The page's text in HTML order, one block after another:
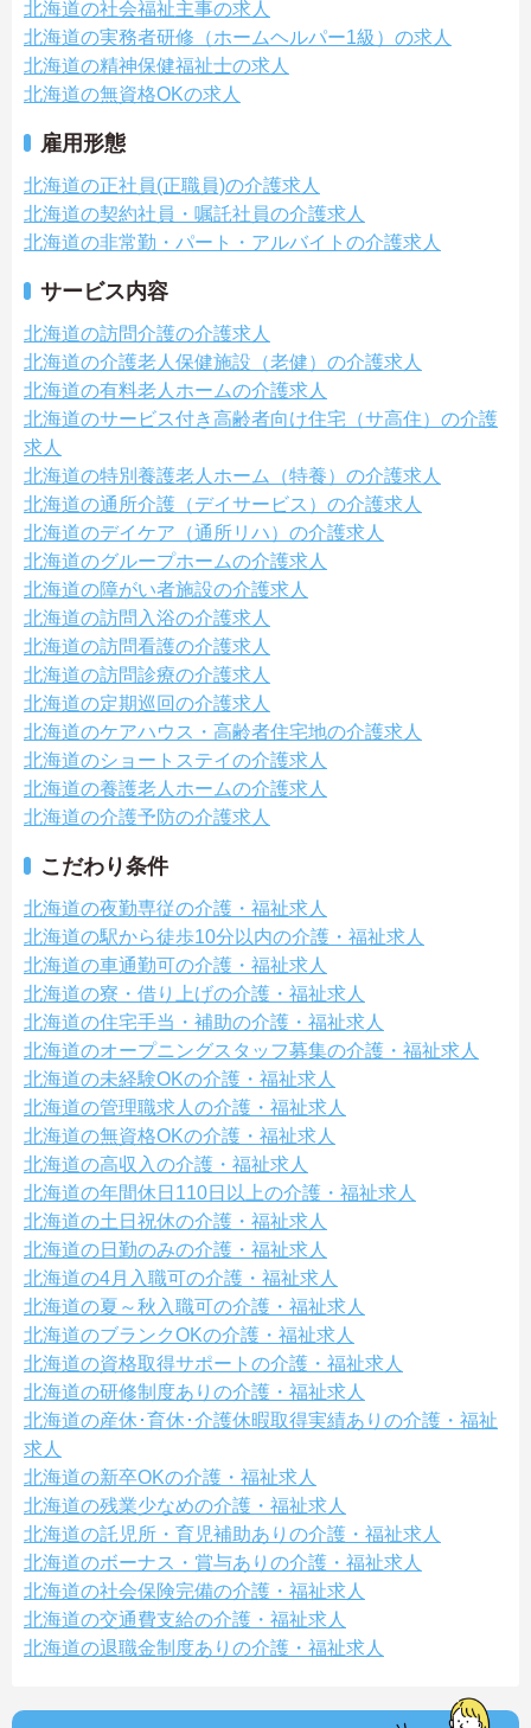
北海道の社会福祉主事の求人
北海道の実務者研修（ホームヘルパー1級）の求人
北海道の精神保健福祉士の求人
北海道の無資格OKの求人
雇用形態
北海道の正社員(正職員)の介護求人
北海道の契約社員・嘱託社員の介護求人
北海道の非常勤・パート・アルバイトの介護求人
サービス内容
北海道の訪問介護の介護求人
北海道の介護老人保健施設（老健）の介護求人
北海道の有料老人ホームの介護求人
北海道のサービス付き高齢者向け住宅（サ高住）の介護
求人
北海道の特別養護老人ホーム（特養）の介護求人
北海道の通所介護（デイサービス）の介護求人
北海道のデイケア（通所リハ）の介護求人
北海道のグループホームの介護求人
北海道の障がい者施設の介護求人
北海道の訪問入浴の介護求人
北海道の訪問看護の介護求人
北海道の訪問診療の介護求人
北海道の定期巡回の介護求人
北海道のケアハウス・高齢者住宅地の介護求人
北海道のショートステイの介護求人
北海道の養護老人ホームの介護求人
北海道の介護予防の介護求人
こだわり条件
北海道の夜勤専従の介護・福祉求人
北海道の駅から徒歩10分以内の介護・福祉求人
北海道の車通勤可の介護・福祉求人
北海道の寮・借り上げの介護・福祉求人
北海道の住宅手当・補助の介護・福祉求人
北海道のオープニングスタッフ募集の介護・福祉求人
北海道の未経験OKの介護・福祉求人
北海道の管理職求人の介護・福祉求人
北海道の無資格OKの介護・福祉求人
北海道の高収入の介護・福祉求人
北海道の年間休日110日以上の介護・福祉求人
北海道の土日祝休の介護・福祉求人
北海道の日勤のみの介護・福祉求人
北海道の4月入職可の介護・福祉求人
北海道の夏～秋入職可の介護・福祉求人
北海道のブランクOKの介護・福祉求人
北海道の資格取得サポートの介護・福祉求人
北海道の研修制度ありの介護・福祉求人
北海道の産休･育休･介護休暇取得実績ありの介護・福祉
求人
北海道の新卒OKの介護・福祉求人
北海道の残業少なめの介護・福祉求人
北海道の託児所・育児補助ありの介護・福祉求人
北海道のボーナス・賞与ありの介護・福祉求人
北海道の社会保険完備の介護・福祉求人
北海道の交通費支給の介護・福祉求人
北海道の退職金制度ありの介護・福祉求人